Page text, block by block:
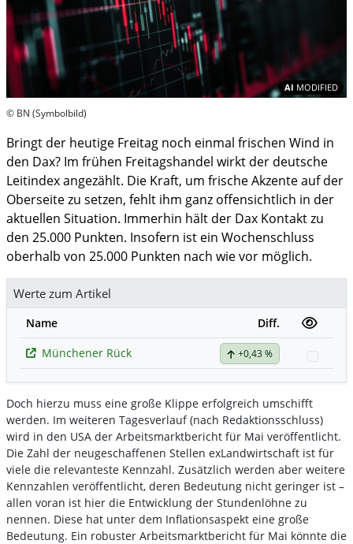
AI MODIFIED
© BN (Symbolbild)
Bringt der heutige Freitag noch einmal frischen Wind in
den Dax? Im frühen Freitagshandel wirkt der deutsche
Leitindex angezählt. Die Kraft, um frische Akzente auf der
Oberseite zu setzen, fehlt ihm ganz offensichtlich in der
aktuellen Situation. Immerhin hält der Dax Kontakt zu
den 25.000 Punkten. Insofern ist ein Wochenschluss
oberhalb von 25.000 Punkten nach wie vor möglich.
Werte zum Artikel
Name
Diff.
Münchener Rück
+0,43 %
Doch hierzu muss eine große Klippe erfolgreich umschifft
werden. Im weiteren Tagesverlauf (nach Redaktionsschluss)
wird in den USA der Arbeitsmarktbericht für Mai veröffentlicht.
Die Zahl der neugeschaffenen Stellen exLandwirtschaft ist für
viele die relevanteste Kennzahl. Zusätzlich werden aber weitere
Kennzahlen veröffentlicht, deren Bedeutung nicht geringer ist –
allen voran ist hier die Entwicklung der Stundenlöhne zu
nennen. Diese hat unter dem Inflationsaspekt eine große
Bedeutung. Ein robuster Arbeitsmarktbericht für Mai könnte die